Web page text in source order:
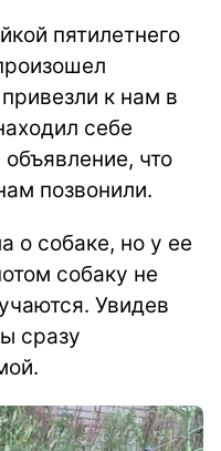
пятилетнего
к нам в
себе
что
позвонили.
о собаке, но у ее
собаку не
Увидев
сразу